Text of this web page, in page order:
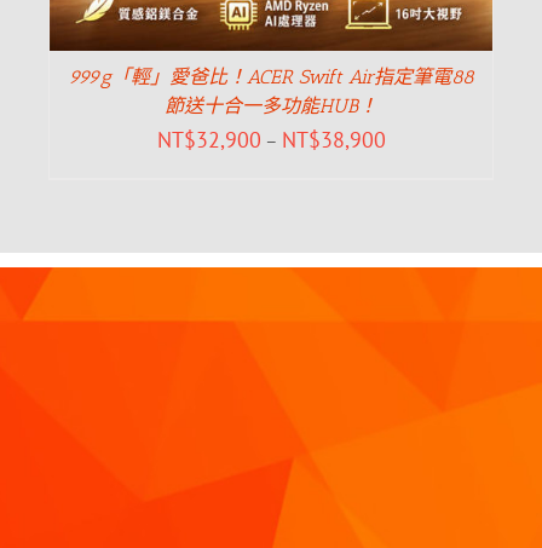
999g「輕」愛爸比！ACER Swift Air指定筆電88
節送十合一多功能HUB！
NT$32,900 – NT$38,900